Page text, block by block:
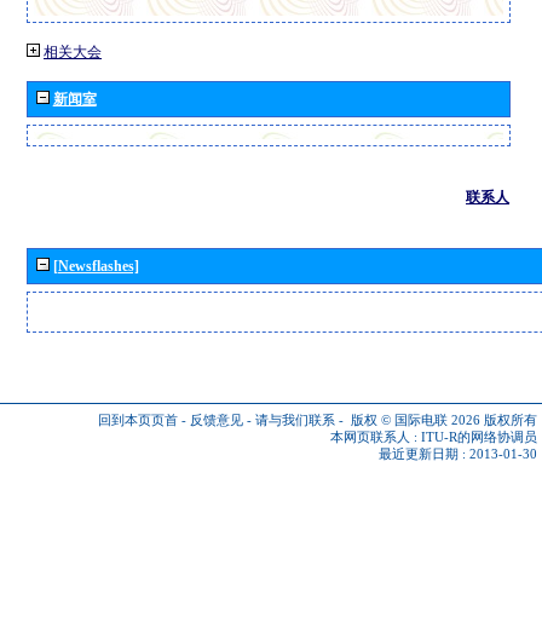
相关大会
新闻室
联系人
[Newsflashes]
回到本页页首 - 反馈意见 - 请与我们联系 - 版权 © 国际电联 2026 版权所有
本网页联系人 : ITU-R的网络协调员
最近更新日期 : 2013-01-30